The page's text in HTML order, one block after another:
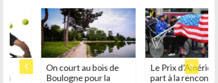
On court au bois de
Boulogne pour la
Le Prix d’Amérique
part à la rencontre du